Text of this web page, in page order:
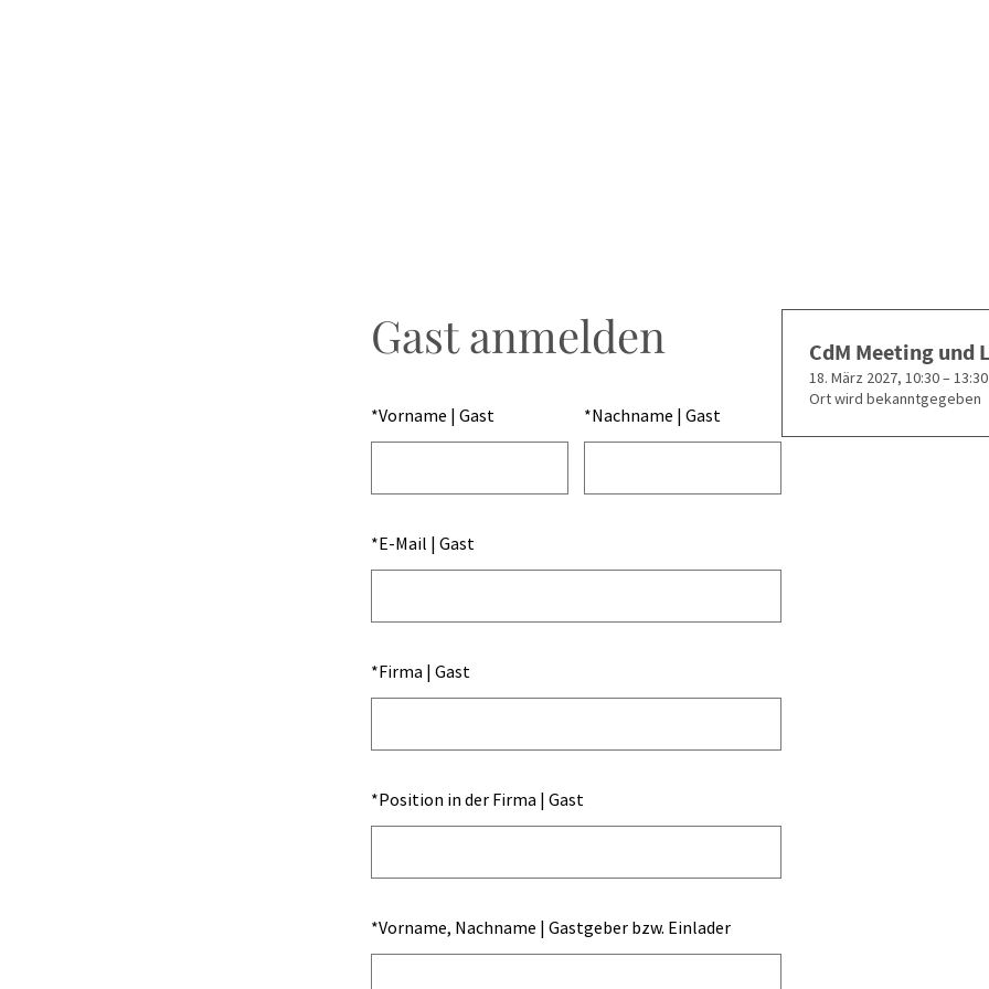
Gast anmelden
*Vorname | Gast *Nachname | Gast
*E-Mail | Gast
*Firma | Gast
*Position in der Firma | Gast
*Vorname, Nachname | Gastgeber bzw. Einlader
CdM Meeting und
18. März 2027, 10:30 – 13:30
Ort wird bekanntgegeben